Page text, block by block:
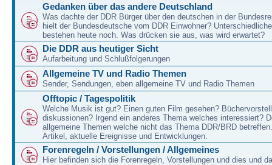
Gedanken über das andere Deutschland
Was dachte der DDR Bürger über den deutschen in der
hielt der Bundesdeutsche vom DDR Einwohner?
bestehen heute noch. Was drücken sie aus, was wird erwartet?
Die DDR aus heutiger Sicht
Aufarbeitung und Schlußfolgerungen
Allgemeine TV und Radio Themen
Sender, Sendungen, eben allgemeine TV und Radio Themen
Offtopic / Tagespolitik
Welche Musik ist gut? Einen guten Film gesehen?
diskussionen? Irgend ein anderes Thema welches interessiert?
allgemeine Themen welche nicht das Thema DDR/BRD
Artikel, aktuelle Ereignisse und Entwicklungen.
Forenregeln / Vorstellungen / Allgemeines
Hier befinden sich die Forenregeln, Vorstellungen und dies und